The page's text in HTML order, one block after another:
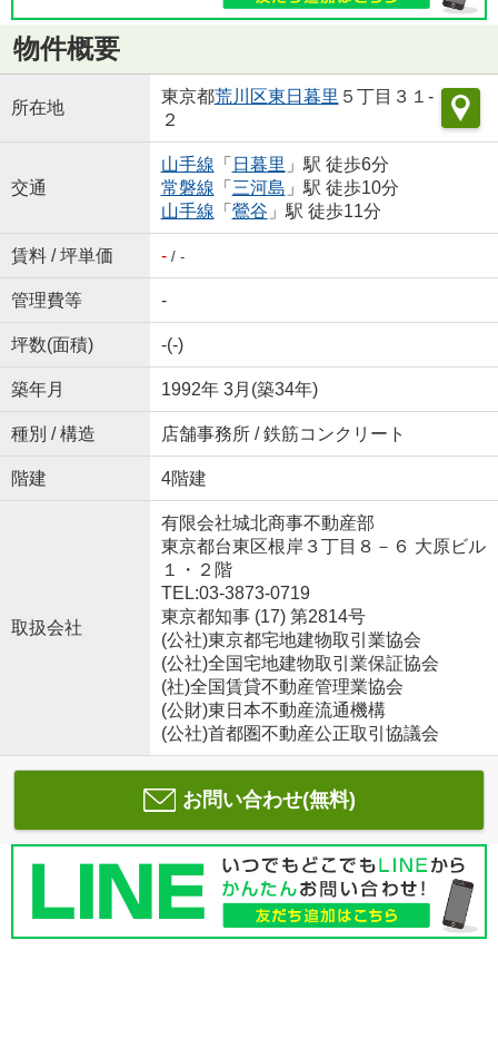
物件概要
所在地
東京都荒川区東日暮里 ５丁目３１-
２
交通
山手線 「 日暮里 」駅 徒歩6分
常磐線 「 三河島 」駅 徒歩10分
山手線 「 鶯谷 」駅 徒歩11分
賃料 / 坪単価 -/ -
管理費等 -
坪数(面積) -(-)
築年月 1992年 3月(築34年)
種別 / 構造 店舗事務所 / 鉄筋コンクリート
階建 4階建
取扱会社
有限会社城北商事不動産部
東京都台東区根岸３丁目８－６ 大原ビル
１・２階
TEL:03-3873-0719
東京都知事 (17) 第2814号
(公社)東京都宅地建物取引業協会
(公社)全国宅地建物取引業保証協会
(社)全国賃貸不動産管理業協会
(公財)東日本不動産流通機構
(公社)首都圏不動産公正取引協議会
お問い合わせ(無料)